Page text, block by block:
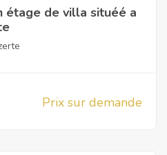
étage de villa situéé a
Prix sur demande